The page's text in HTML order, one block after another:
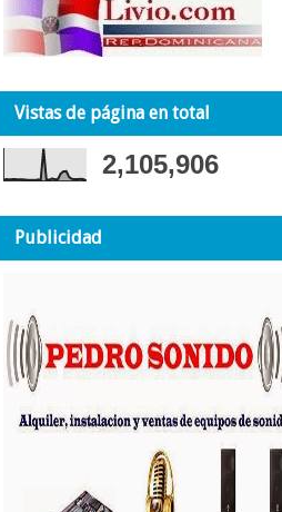
Vistas de página en total
2,105,906
Publicidad